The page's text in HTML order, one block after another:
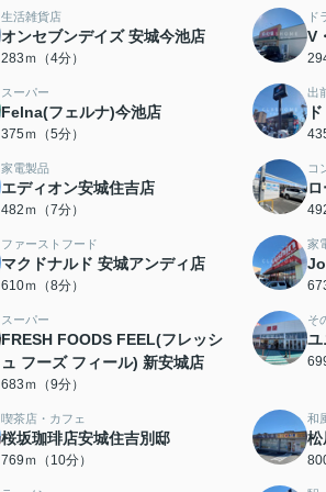
生活雑貨店
オンセブンデイズ 安城今池店
283ｍ（4分）
ド
V
スーパー
Felna(フェルナ)今池店
375ｍ（5分）
出
家電製品
エディオン安城住吉店
482ｍ（7分）
コ
ファーストフード
マクドナルド 安城アンディ店
610ｍ（8分）
家
スーパー
FRESH FOODS FEEL(フレッシ
ュ フーズ フィール) 新安城店
683ｍ（9分）
そ
ユ
喫茶店・カフェ
桜坂珈琲店安城住吉別邸
769ｍ（10分）
和
松